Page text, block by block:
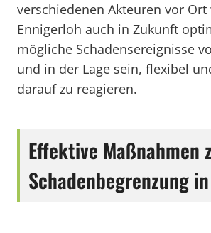
verschiedenen Akteuren vor Ort
Ennigerloh auch in Zukunft
mögliche Schadensereignisse
und in der Lage sein, flexibel
darauf zu reagieren.
Effektive Maßnahmen
Schadenbegrenzung